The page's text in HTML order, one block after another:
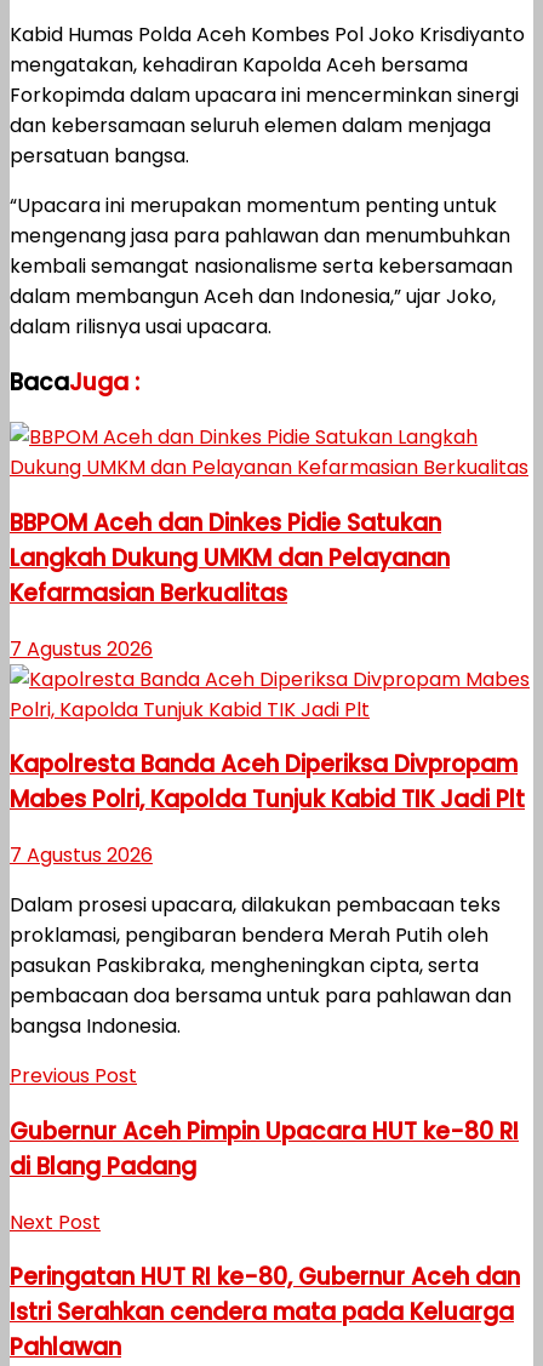
Kabid Humas Polda Aceh Kombes Pol Joko Krisdiyanto
mengatakan, kehadiran Kapolda Aceh bersama
Forkopimda dalam upacara ini mencerminkan sinergi
dan kebersamaan seluruh elemen dalam menjaga
persatuan bangsa.
“Upacara ini merupakan momentum penting untuk
mengenang jasa para pahlawan dan menumbuhkan
kembali semangat nasionalisme serta kebersamaan
dalam membangun Aceh dan Indonesia,” ujar Joko,
dalam rilisnya usai upacara.
BacaJuga :
BBPOM Aceh dan Dinkes Pidie Satukan
Langkah Dukung UMKM dan Pelayanan
Kefarmasian Berkualitas
7 Agustus 2026
Kapolresta Banda Aceh Diperiksa Divpropam
Mabes Polri, Kapolda Tunjuk Kabid TIK Jadi Plt
7 Agustus 2026
Dalam prosesi upacara, dilakukan pembacaan teks
proklamasi, pengibaran bendera Merah Putih oleh
pasukan Paskibraka, mengheningkan cipta, serta
pembacaan doa bersama untuk para pahlawan dan
bangsa Indonesia.
Previous Post
Gubernur Aceh Pimpin Upacara HUT ke-80 RI
di Blang Padang
Next Post
Peringatan HUT RI ke-80, Gubernur Aceh dan
Istri Serahkan cendera mata pada Keluarga
Pahlawan